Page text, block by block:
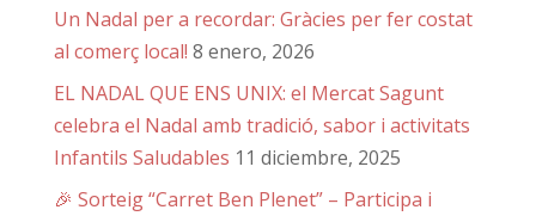
Un Nadal per a recordar: Gràcies per fer costat
al comerç local! 8 enero, 2026
EL NADAL QUE ENS UNIX: el Mercat Sagunt
celebra el Nadal amb tradició, sabor i activitats
Infantils Saludables 11 diciembre, 2025
🎉 Sorteig “Carret Ben Plenet” – Participa i